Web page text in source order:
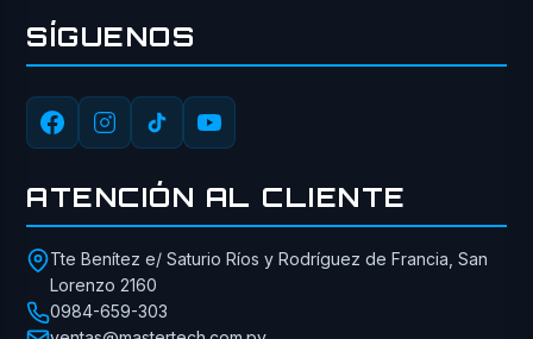
SÍGUENOS
ATENCIÓN AL CLIENTE
Tte Benítez e/ Saturio Ríos y Rodríguez de Francia, San
Lorenzo 2160
0984-659-303